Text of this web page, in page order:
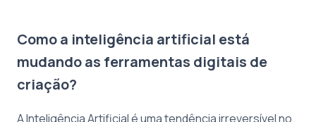
Como a inteligência artificial está
mudando as ferramentas digitais de
criação?
A Inteligência Artificial é uma tendência irreversível no